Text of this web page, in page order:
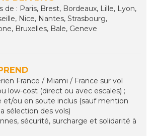
de : Paris, Brest, Bordeaux, Lille, Lyon,
Nice, Nantes, Strasbourg,
Bruxelles, Bale, Geneve
France / Miami / France sur vol
low-cost (direct ou avec escales) ;
et/ou en soute inclus (sauf mention
sélection des vols)
sécurité, surcharge et solidarité à